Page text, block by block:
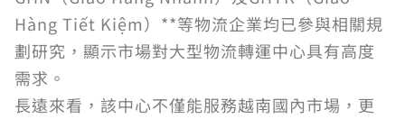
Hàng Tiết Kiệm）**等物流企業均已參與相關規
劃研究，顯示市場對大型物流轉運中心具有高度
需求。
長遠來看，該中心不僅能服務越南國內市場，更